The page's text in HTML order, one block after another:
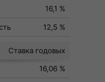
16,1 %
12,5 %
Ставка годовых
16,06 %